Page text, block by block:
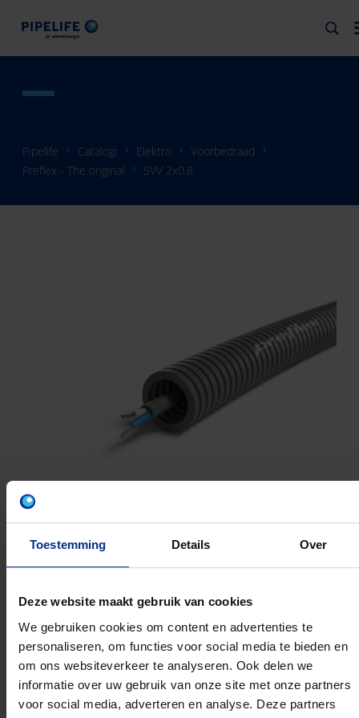
Toestemming Details Over
Deze website maakt gebruik van cookies
We gebruiken cookies om content en advertenties te
personaliseren, om functies voor social media te bieden en
om ons websiteverkeer te analyseren. Ook delen we
informatie over uw gebruik van onze site met onze partners
voor social media, adverteren en analyse. Deze partners
Pipelife Catalogi Elektro
Voorbedraad
Preflex - The original
SVV 2x0.8
SVV 2X0.8
16MM 100M
Artikelnummer: 1234000461
EAN: 5420056262699